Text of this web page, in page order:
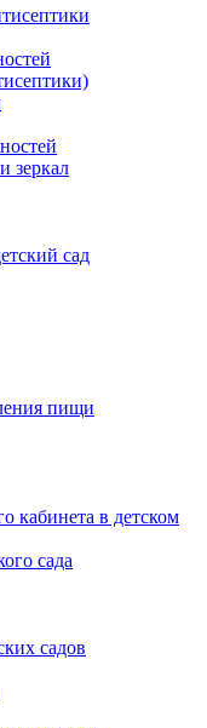
зеркал
сад
пищи
кабинета в детском
сада
садов